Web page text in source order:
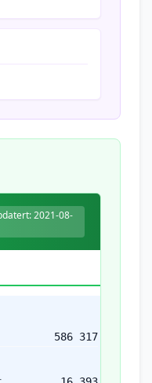
2021-08-
586 317